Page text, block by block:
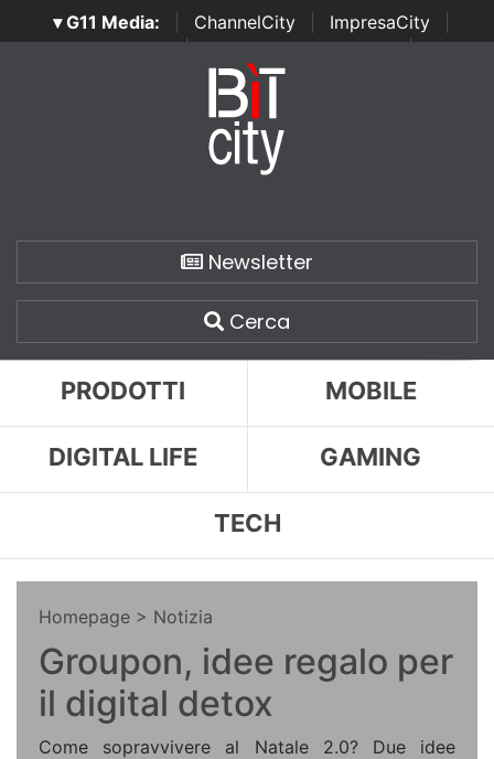
▾ G11 Media: ChannelCity ImpresaCity
SecurityOpenLab | Italian Channel Awards | Italian
Italian Security Awards
Newsletter
Cerca
PRODOTTI MOBILE
DIGITAL LIFE GAMING
TECH
Homepage > Notizia
Groupon, idee regalo per
il digital detox
Come sopravvivere al Natale 2.0? Due idee